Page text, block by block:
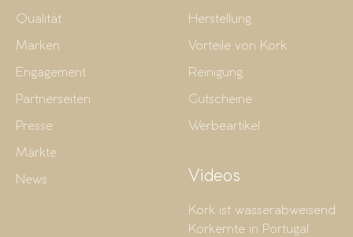
Qualität
Marken
Engagement
Partnerseiten
Presse
Märkte
News
Herstellung
Vorteile von Kork
Reinigung
Gutscheine
Werbeartikel
Videos
Kork ist wasserabweisend
Korkernte in Portugal